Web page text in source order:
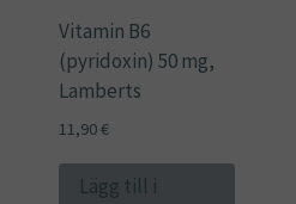
Vitamin B6
(pyridoxin) 50 mg,
Lamberts
11,90€
Lägg till i